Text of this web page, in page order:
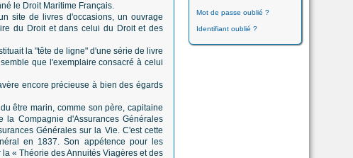
Mot de passe oublié ?
Identifiant oublié ?
le Droit Maritime Français.
site de livres d'occasions, un ouvrage
du Droit et dans celui du Droit et des
la "tête de ligne" d'une série de livre
que l'exemplaire consacré à celui
encore précieuse à bien des égards
être marin, comme son père, capitaine
Compagnie d'Assurances Générales
Générales sur la Vie. C'est cette
en 1837. Son appétence pour les
« Théorie des Annuités Viagères et des